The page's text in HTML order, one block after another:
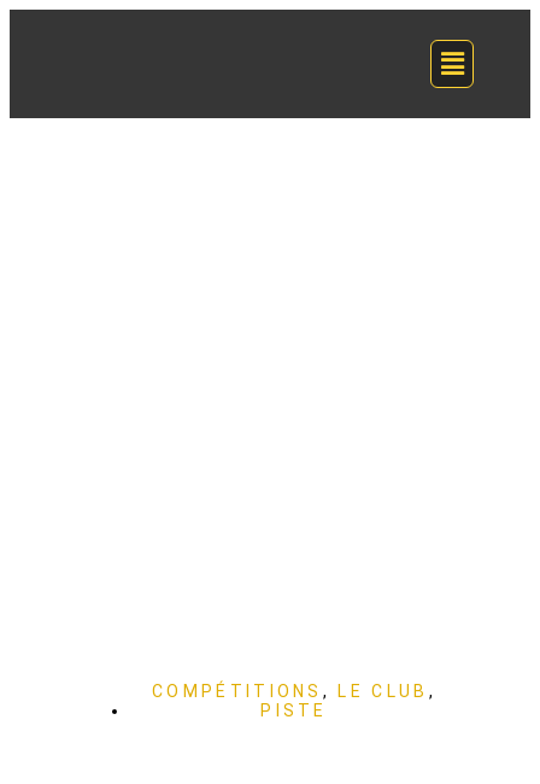
COMPÉTITIONS , LE CLUB ,
PISTE